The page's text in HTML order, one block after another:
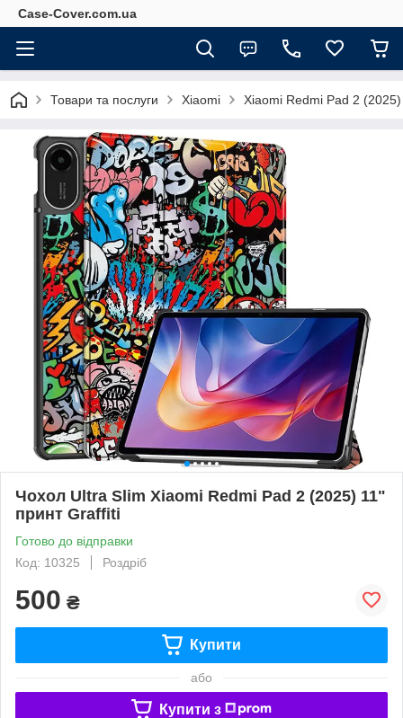
Case-Cover.com.ua
Товари та послуги Xiaomi Xiaomi Redmi Pad 2
Чохол Ultra Slim Xiaomi Redmi Pad 2 (2025) 11"
принт Graffiti
Готово до відправки
Код: 10325
Роздріб
500 ₴
Купити
або
Купити з